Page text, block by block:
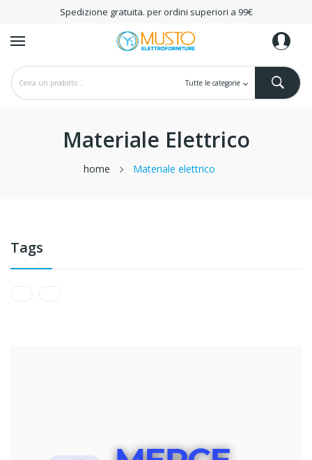
Spedizione gratuita. per ordini superiori a 99€
Materiale Elettrico
home Materiale elettrico
Tags